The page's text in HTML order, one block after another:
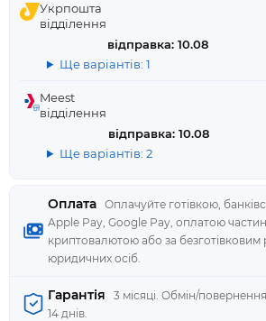
Оплата Оплачуйте готівкою,
Apple Pay, Google Pay, оплатою
криптовалютою або за безготівковим
юридичних осіб.
Укрпошта
відділення
відправка: 10.08
Ще варіантів: 1
Meest
відділення
відправка: 10.08
Ще варіантів: 2
Гарантія
3 місяці. Обмін/
14 днів.